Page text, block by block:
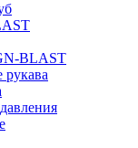
BLAST
рукава